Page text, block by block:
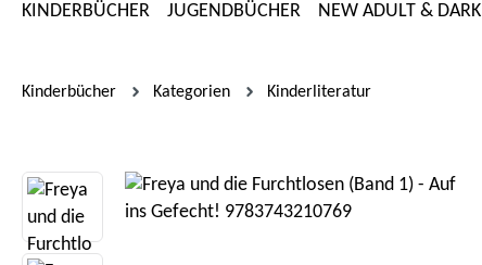
KINDERBÜCHER JUGENDBÜCHER NEW ADULT & DARK
Kinderbücher Kategorien Kinderliteratur
Bildergalerie überspringen